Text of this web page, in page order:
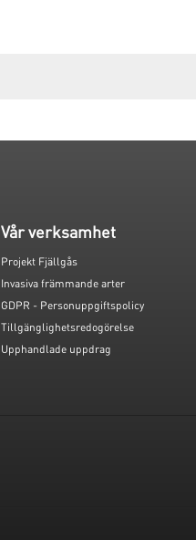
Vår verksamhet
Projekt Fjällgås
Invasiva främmande arter
GDPR - Personuppgiftspolicy
Tillgänglighetsredogörelse
Upphandlade uppdrag